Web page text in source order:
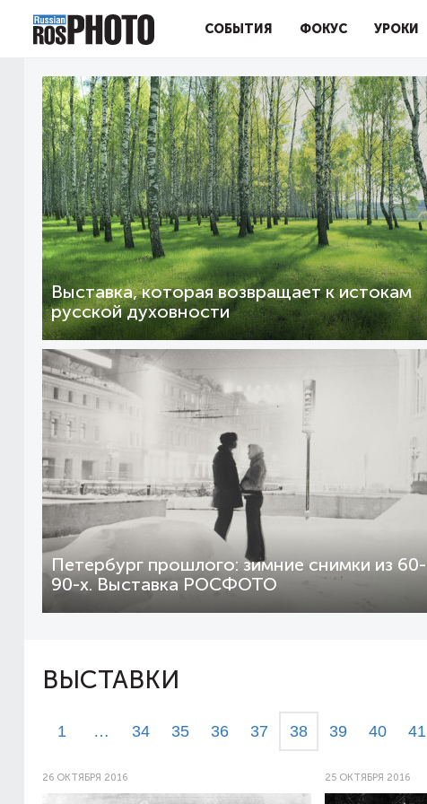
СОБЫТИЯ ФОКУС УРОКИ
Выставка, которая возвращает к истокам
русской духовности
Петербург прошлого: зимние снимки из 60-
90-х. Выставка РОСФОТО
ВЫСТАВКИ
1 … 34 35 36 37 38 39 40 41
26 ОКТЯБРЯ 2016 25 ОКТЯБРЯ 2016